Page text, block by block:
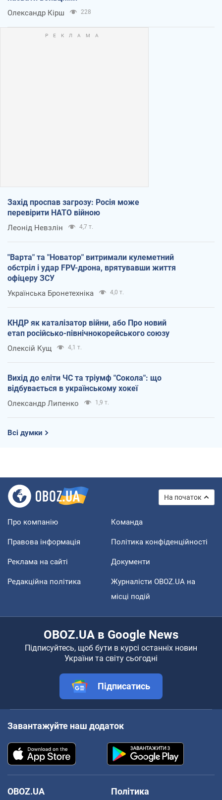
Олександр Кірш 228
Захід проспав загрозу: Росія може
перевірити НАТО війною
Леонід Невзлін 4,7 т.
"Варта" та "Новатор" витримали кулеметний
обстріл і удар FPV-дрона, врятувавши життя
офіцеру ЗСУ
Українська Бронетехніка 4,0 т.
КНДР як каталізатор війни, або Про новий
етап російсько-північнокорейського союзу
Олексій Кущ 4,1 т.
Вихід до еліти ЧС та тріумф "Сокола": що
відбувається в українському хокеї
Олександр Липенко 1,9 т.
Всі думки
На початок
Про компанію Команда
Правова інформація Політика конфіденційності
Реклама на сайті Документи
Редакційна політика
Журналісти OBOZ.UA на
місці подій
OBOZ.UA в Google News
Підписуйтесь, щоб бути в курсі останніх новин
України та світу сьогодні
Підписатись
Завантажуйте наш додаток
OBOZ.UA
Політика